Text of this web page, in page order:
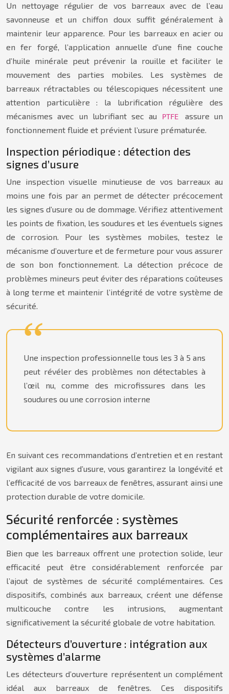
Un nettoyage régulier de vos barreaux avec de l’eau
savonneuse et un chiffon doux suffit généralement à
maintenir leur apparence. Pour les barreaux en acier ou
en fer forgé, l’application annuelle d’une fine couche
d’huile minérale peut prévenir la rouille et faciliter le
mouvement des parties mobiles. Les systèmes de
barreaux rétractables ou télescopiques nécessitent une
attention particulière : la lubrification régulière des
mécanismes avec un lubrifiant sec au
PTFE assure un
fonctionnement fluide et prévient l’usure prématurée.
Inspection périodique : détection des
signes d’usure
Une inspection visuelle minutieuse de vos barreaux au
moins une fois par an permet de détecter précocement
les signes d’usure ou de dommage. Vérifiez attentivement
les points de fixation, les soudures et les éventuels signes
de corrosion. Pour les systèmes mobiles, testez le
mécanisme d’ouverture et de fermeture pour vous assurer
de son bon fonctionnement. La détection précoce de
problèmes mineurs peut éviter des réparations coûteuses
à long terme et maintenir l’intégrité de votre système de
sécurité.
Une inspection professionnelle tous les 3 à 5 ans
peut révéler des problèmes non détectables à
l’œil nu, comme des microfissures dans les
soudures ou une corrosion interne
En suivant ces recommandations d’entretien et en restant
vigilant aux signes d’usure, vous garantirez la longévité et
l’efficacité de vos barreaux de fenêtres, assurant ainsi une
protection durable de votre domicile.
Sécurité renforcée : systèmes
complémentaires aux barreaux
Bien que les barreaux offrent une protection solide, leur
efficacité peut être considérablement renforcée par
l’ajout de systèmes de sécurité complémentaires. Ces
dispositifs, combinés aux barreaux, créent une défense
multicouche contre les intrusions, augmentant
significativement la sécurité globale de votre habitation.
Détecteurs d’ouverture : intégration aux
systèmes d’alarme
Les détecteurs d’ouverture représentent un complément
idéal aux barreaux de fenêtres. Ces dispositifs